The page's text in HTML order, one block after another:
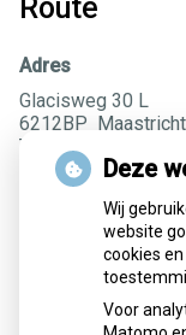
Route
Adres
Glacisweg 30 L
6212BP Maastricht
Tel:
043-3215900
Fax:043-3259269
Plattegrond
Klik hier voor een
Deze
Wij
website
cookies
Voor